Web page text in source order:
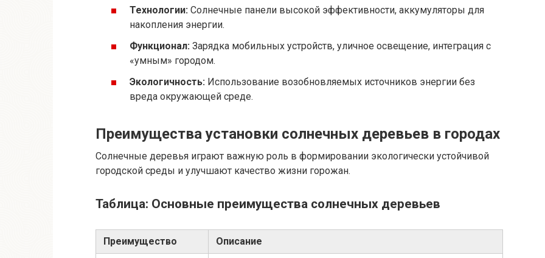
Технологии: Солнечные панели высокой эффективности, аккумуляторы для
накопления энергии.
Функционал: Зарядка мобильных устройств, уличное освещение, интеграция с
«умным» городом.
Экологичность: Использование возобновляемых источников энергии без
вреда окружающей среде.
Преимущества установки солнечных деревьев в городах
Солнечные деревья играют важную роль в формировании экологически устойчивой
городской среды и улучшают качество жизни горожан.
Таблица: Основные преимущества солнечных деревьев
Преимущество Описание